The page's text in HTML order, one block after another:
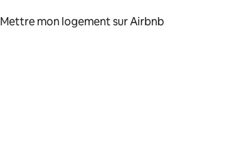
Mettre mon logement sur Airbnb